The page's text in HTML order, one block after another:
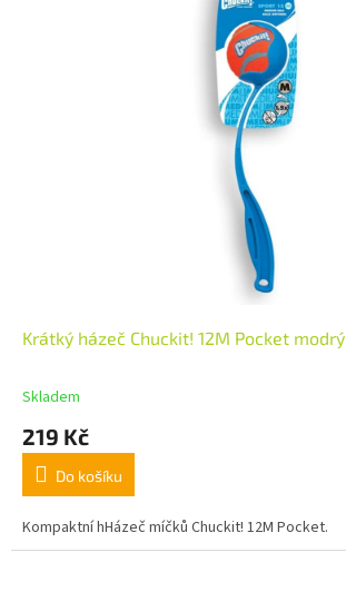
Krátký házeč Chuckit! 12M Pocket modrý
Skladem
219 Kč
Do košíku
Kompaktní hHázeč míčků Chuckit! 12M Pocket.